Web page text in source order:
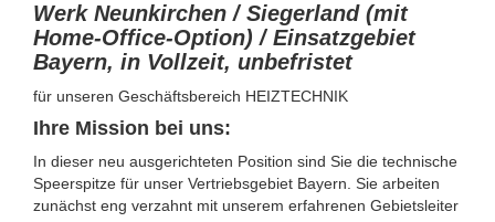
Werk Neunkirchen / Siegerland (mit
Home-Office-Option) / Einsatzgebiet
Bayern, in Vollzeit, unbefristet
für unseren Geschäftsbereich HEIZTECHNIK
Ihre Mission bei uns:
In dieser neu ausgerichteten Position sind Sie die technische
Speerspitze für unser Vertriebsgebiet Bayern. Sie arbeiten
zunächst eng verzahnt mit unserem erfahrenen Gebietsleiter